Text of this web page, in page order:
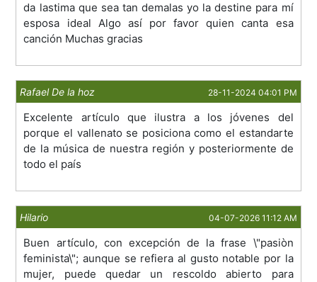
da lastima que sea tan demalas yo la destine para mí
esposa ideal Algo así por favor quien canta esa
canción Muchas gracias
Rafael De la hoz 28-11-2024 04:01 PM
Excelente artículo que ilustra a los jóvenes del
porque el vallenato se posiciona como el estandarte
de la música de nuestra región y posteriormente de
todo el país
Hilario 04-07-2026 11:12 AM
Buen artículo, con excepción de la frase \"pasiòn
feminista\"; aunque se refiera al gusto notable por la
mujer, puede quedar un rescoldo abierto para